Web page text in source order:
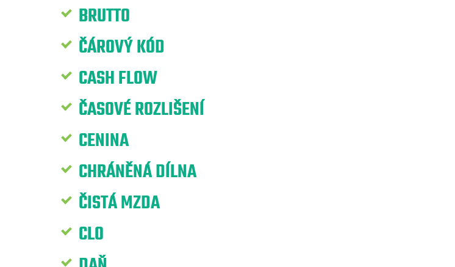
BRUTTO
ČÁROVÝ KÓD
CASH FLOW
ČASOVÉ ROZLIŠENÍ
CENINA
CHRÁNĚNÁ DÍLNA
ČISTÁ MZDA
CLO